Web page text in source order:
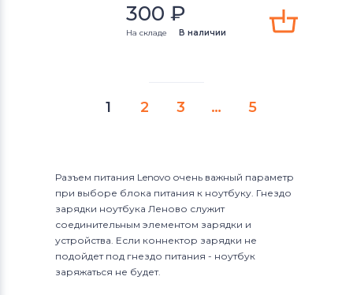
300 ₽
На складе В наличии
1 2 3 … 5
Разъем питания Lenovo очень важный параметр
при выборе блока питания к ноутбуку. Гнездо
зарядки ноутбука Леново служит
соединительным элементом зарядки и
устройства. Если коннектор зарядки не
подойдет под гнездо питания - ноутбук
заряжаться не будет.